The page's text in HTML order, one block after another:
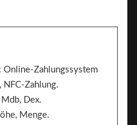
Online-Zahlungssystem
NFC-Zahlung.
Dex.
Menge.